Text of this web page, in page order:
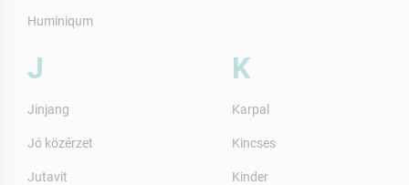
Huminiqum
J
Jinjang
Jó közérzet
Jutavit
K
Karpal
Kincses
Kinder